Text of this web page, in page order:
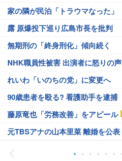
家の隣が民泊「トラウマなった」
露 原爆投下巡り広島市長を批判
無期刑の「終身刑化」傾向続く
NHK職員性被害 出演者に怒りの声
れいわ「いのちの党」に変更へ
90歳患者を殴る? 看護助手を逮捕
藤原竜也「労務改善」をアピール
元TBSアナの山本里菜 離婚を公表